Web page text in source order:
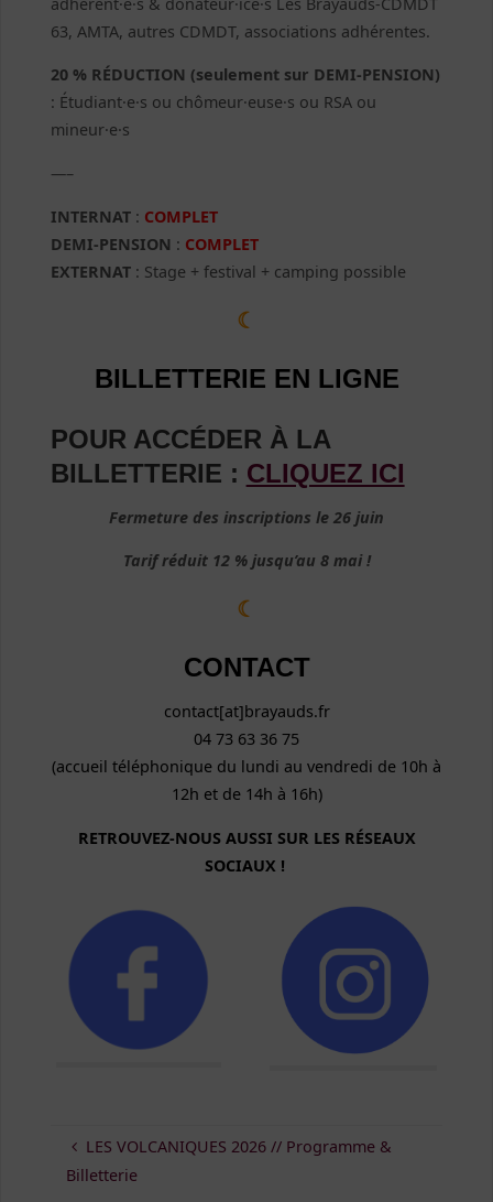
63, AMTA, autres CDMDT, associations adhérentes.
20 % RÉDUCTION (seulement sur DEMI-PENSION)
: Étudiant·e·s ou chômeur·euse·s ou RSA ou
mineur·e·s
—–
INTERNAT: COMPLET
DEMI-PENSION : COMPLET
EXTERNAT: Stage + festival + camping possible
☾
BILLETTERIE EN LIGNE
POUR ACCÉDER À LA
BILLETTERIE : CLIQUEZ ICI
Fermeture des inscriptions le 26 juin
Tarif réduit 12 % jusqu’au 8 mai !
☾
CONTACT
contact[at]brayauds.fr
04 73 63 36 75
(accueil téléphonique du lundi au vendredi de 10h à
12h et de 14h à 16h)
RETROUVEZ-NOUS AUSSI SUR LES RÉSEAUX
SOCIAUX !
LES VOLCANIQUES 2026 // Programme &
Billetterie